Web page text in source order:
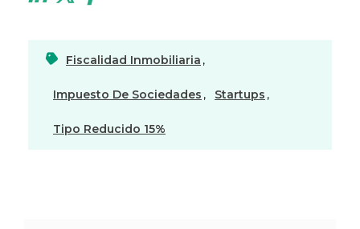
Fiscalidad Inmobiliaria ,
Impuesto De Sociedades , Startups ,
Tipo Reducido 15%